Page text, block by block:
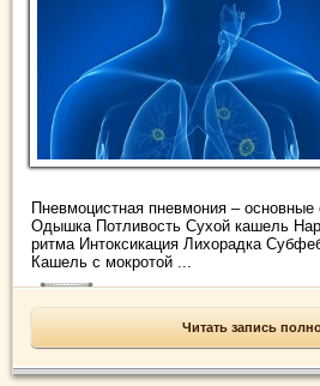
Пневмоцистная пневмония –
Одышка Потливость Сухой кашель
ритма Интоксикация Лихорадка
Кашель с мокротой ...
Читать запись